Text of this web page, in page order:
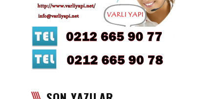
Bıçak Mastar Satışı
Betokontak Astar
Alçı Yapıştırma Malzemesi
Satışı